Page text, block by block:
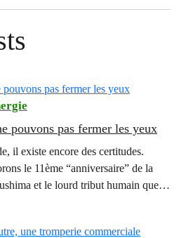
pouvons pas fermer les yeux
il existe encore des certitudes.
le 11ème “anniversaire” de la
et le lourd tribut humain que le